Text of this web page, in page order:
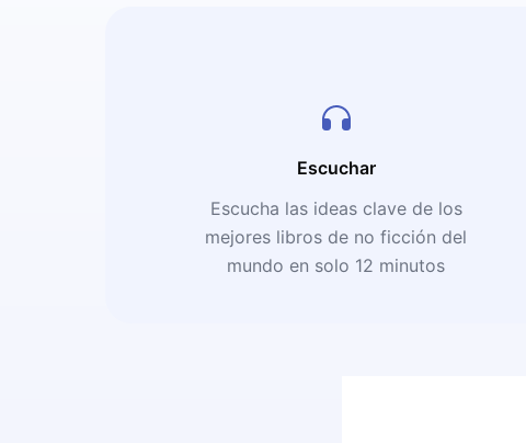
Escuchar
Escucha las ideas clave de los
mejores libros de no ficción del
mundo en solo 12 minutos